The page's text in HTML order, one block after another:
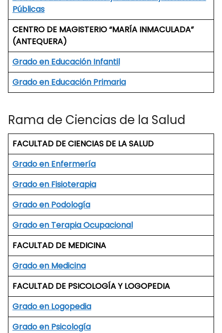
Públicas
CENTRO DE MAGISTERIO “MARÍA INMACULADA”
(ANTEQUERA)
Grado en Educación Infantil
Grado en Educación Primaria
Rama de Ciencias de la Salud
FACULTAD DE CIENCIAS DE LA SALUD
Grado en Enfermería
Grado en Fisioterapia
Grado en Podología
Grado en Terapia Ocupacional
FACULTAD DE MEDICINA
Grado en Medicina
FACULTAD DE PSICOLOGÍA Y LOGOPEDIA
Grado en Logopedia
Grado en Psicología